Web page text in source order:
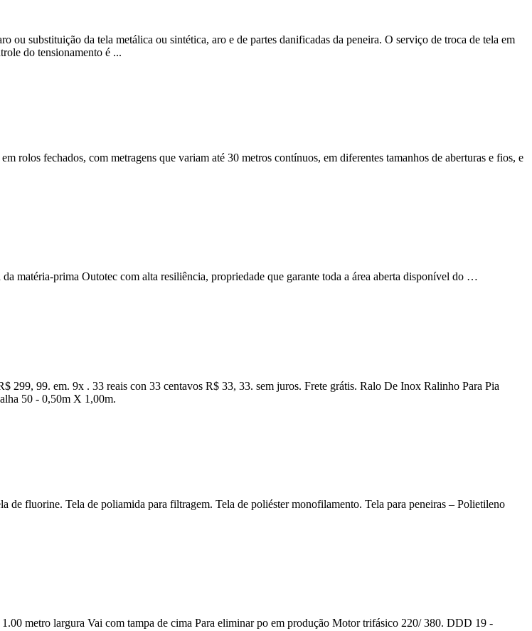
ou substituição da tela metálica ou sintética, aro e de partes danificadas da peneira. O serviço de troca de tela em
do tensionamento é ...
rolos fechados, com metragens que variam até 30 metros contínuos, em diferentes tamanhos de aberturas e fios, e
matéria-prima Outotec com alta resiliência, propriedade que garante toda a área aberta disponível do …
99. em. 9x . 33 reais con 33 centavos R$ 33, 33. sem juros. Frete grátis. Ralo De Inox Ralinho Para Pia
50 - 0,50m X 1,00m.
de fluorine. Tela de poliamida para filtragem. Tela de poliéster monofilamento. Tela para peneiras – Polietileno
metro largura Vai com tampa de cima Para eliminar po em produção Motor trifásico 220/ 380. DDD 19 -